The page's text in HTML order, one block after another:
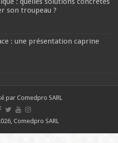
son troupeau ?
: une présentation caprine
par Comedpro SARL
Comedpro SARL